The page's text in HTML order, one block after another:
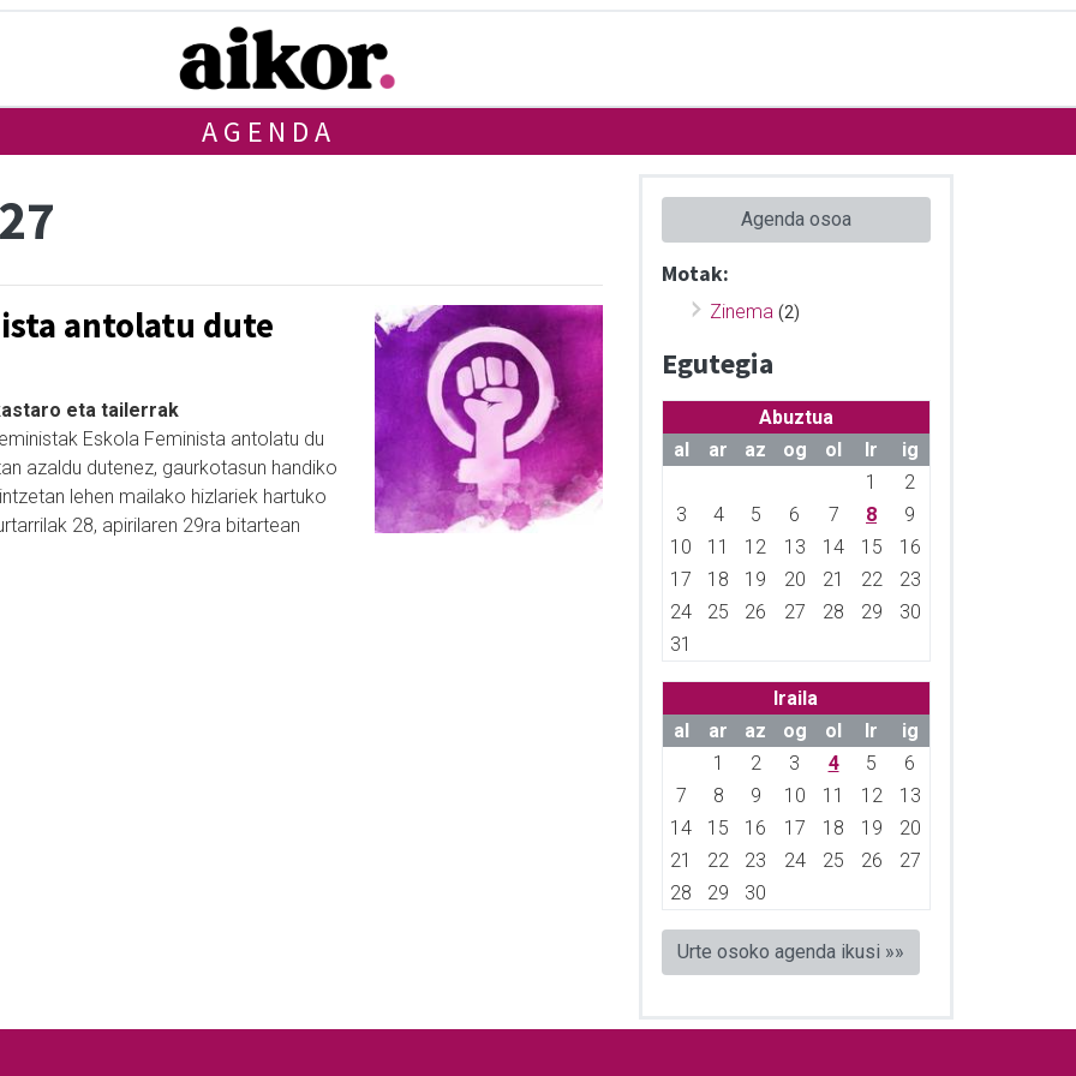
AGENDA
antolatu dute
eta tailerrak
Eskola Feminista antolatu du
azaldu dutenez, gaurkotasun handiko
lehen mailako hizlariek hartuko
28, apirilaren 29ra bitartean
Agenda osoa
Motak:
Zinema (2)
Egutegia
Abuztua
al
ar az og ol lr
ig
1
2
3
4 5 6 7 8
9
10
11 12 13 14 15
16
17
18 19 20 21 22
23
24
25 26 27 28 29
30
31
Iraila
al
ar az og ol lr
ig
1
2 3 4 5
6
7
8 9 10 11 12
13
14
15 16 17 18 19
20
21
22 23 24 25 26
27
28
29 30
Urte osoko agenda ikusi »»